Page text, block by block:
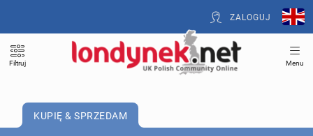
ZALOGUJ
Filtruj Menu
KUPIĘ & SPRZEDAM